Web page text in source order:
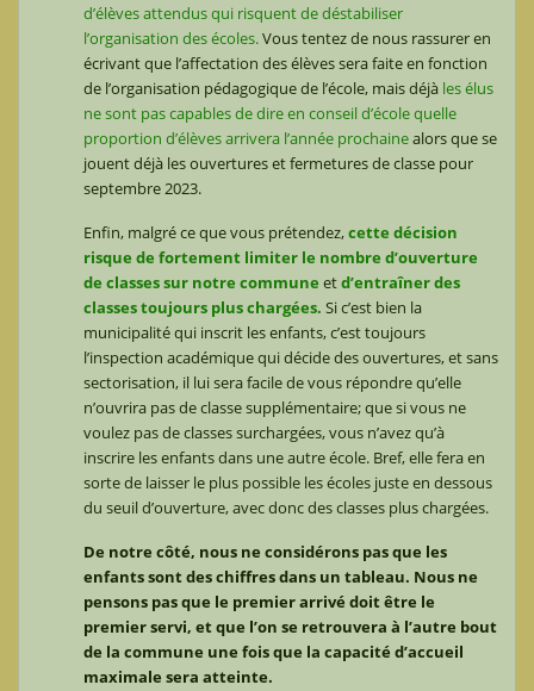
d’élèves attendus qui risquent de déstabiliser
l’organisation des écoles.Vous tentez de nous rassurer en
écrivant que l’affectation des élèves sera faite en fonction
de l’organisation pédagogique de l’école, mais déjà les élus
ne sont pas capables de dire en conseil d’école quelle
proportion d’élèves arrivera l’année prochainealors que se
jouent déjà les ouvertures et fermetures de classe pour
septembre 2023.
Enfin, malgré ce que vous prétendez,cette décision
risque de fortement limiter le nombre d’ouverture
de classes sur notre commune etd’entraîner des
classes toujours plus chargées. Si c’est bien la
municipalité qui inscrit les enfants, c’est toujours
l’inspection académique qui décide des ouvertures, et sans
sectorisation, il lui sera facile de vous répondre qu’elle
n’ouvrira pas de classe supplémentaire; que si vous ne
voulez pas de classes surchargées, vous n’avez qu’à
inscrire les enfants dans une autre école. Bref, elle fera en
sorte de laisser le plus possible les écoles juste en dessous
du seuil d’ouverture, avec donc des classes plus chargées.
De notre côté, nous ne considérons pas que les
enfants sont des chiffres dans un tableau. Nous ne
pensons pas que le premier arrivé doit être le
premier servi, et que l’on se retrouvera à l’autre bout
de la commune une fois que la capacité d’accueil
maximale sera atteinte.